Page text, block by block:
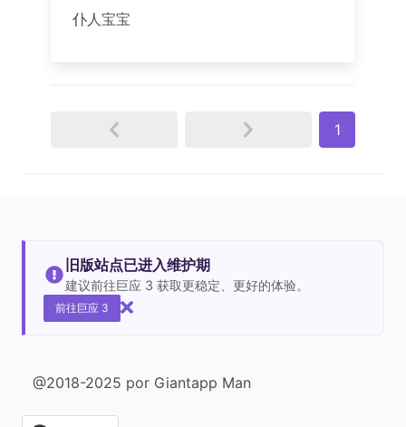
仆人宝宝
1
旧版站点已进入维护期
建议前往巨应 3 获取更稳定、更好的体验。
前往巨应 3
@2018-2025 por Giantapp Man